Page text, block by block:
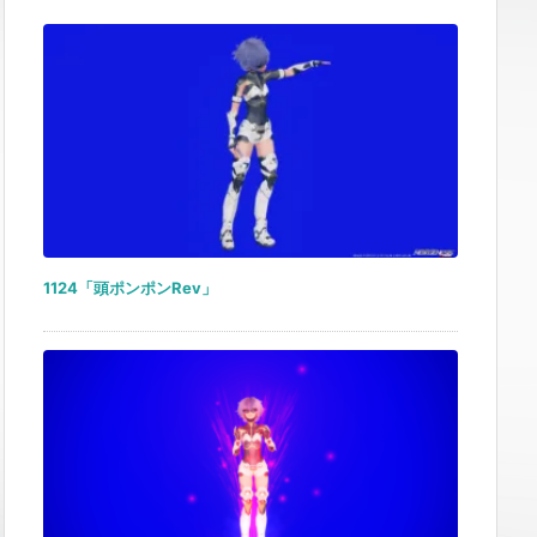
1124「頭ポンポンRev」